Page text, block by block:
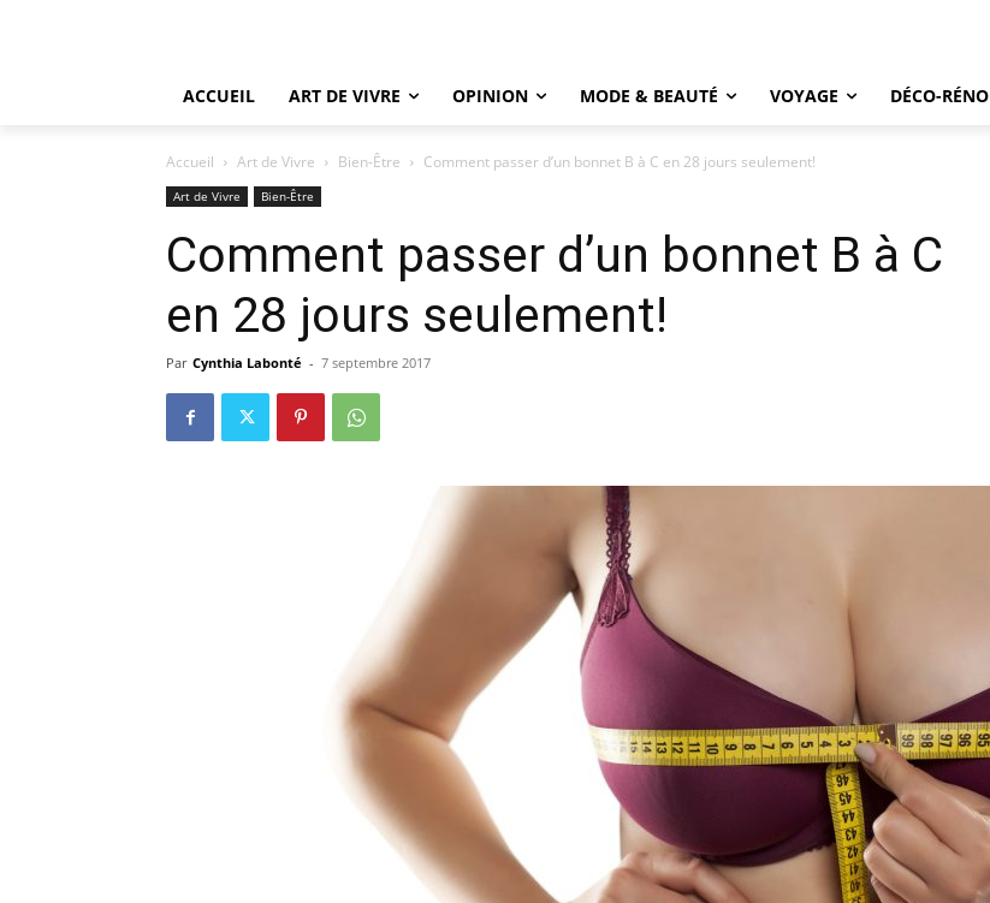
ACCUEIL ART DE VIVRE OPINION MODE & BEAUTÉ VOYAGE DÉCO-RÉNO
Accueil Art de Vivre Bien-Être Comment passer d’un bonnet B à C en 28 jours seulement!
Art de Vivre Bien-Être
Comment passer d’un bonnet B à C
en 28 jours seulement!
Par Cynthia Labonté - 7 septembre 2017